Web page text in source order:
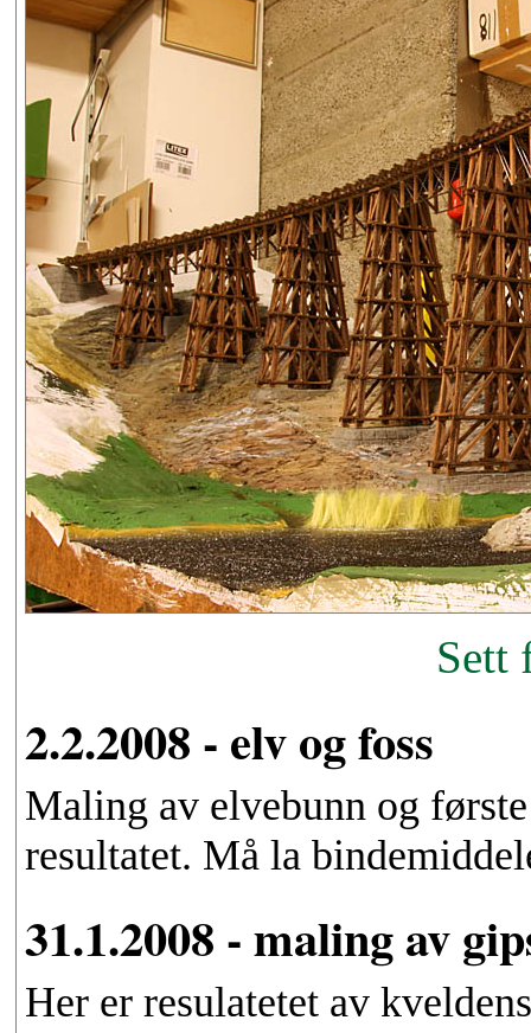
Sett
2.2.2008 - elv og foss
Maling av elvebunn og
resultatet. Må la
31.1.2008 - maling av
Her er resulatetet av